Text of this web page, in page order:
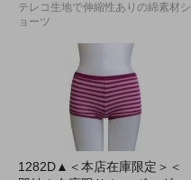
テレコ生地で伸縮性ありの綿素材シ
ョーツ
1282D▲＜本店在庫限定＞＜